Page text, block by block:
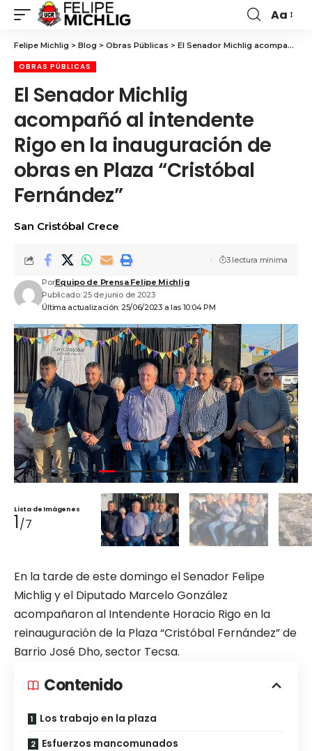
Aa
Felipe Michlig > Blog > Obras Públicas > El Senador Michlig acompañó al intendente Rigo en la inauguración de obras en Plaza “Cristóbal Fernández”
OBRAS PÚBLICAS
El Senador Michlig
acompañó al intendente
Rigo en la inauguración de
obras en Plaza “Cristóbal
Fernández”
San Cristóbal Crece
Última actualización: 25/06/2023 a las 10:04 PM
PorEquipo de Prensa Felipe Michlig
Publicado: 25 de junio de 2023
3 lectura mínima
Lista de Imágenes
1/7
En la tarde de este domingo el Senador Felipe
Michlig y el Diputado Marcelo González
acompañaron al Intendente Horacio Rigo en la
reinauguración de la Plaza “Cristóbal Fernández” de
Barrio José Dho, sector Tecsa.
Contenido
Los trabajo en la plaza
Esfuerzos mancomunados